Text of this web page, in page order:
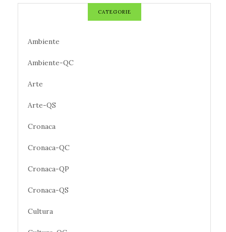
CATEGORIE
Ambiente
Ambiente-QC
Arte
Arte-QS
Cronaca
Cronaca-QC
Cronaca-QP
Cronaca-QS
Cultura